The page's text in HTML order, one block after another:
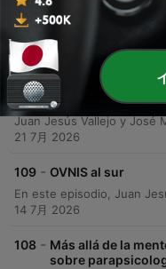
111 - Historia de los
28 7月 2026
110 - Lima, entre
21 7月 2026
109 - OVNIS al sur
14 7月 2026
108 - Más allá de la
sobre